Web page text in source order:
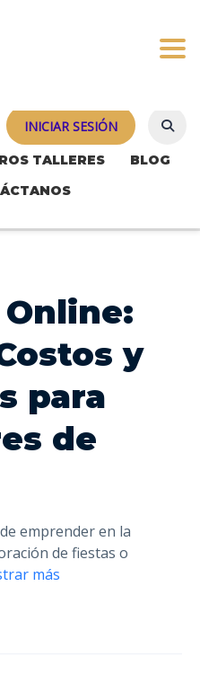
INICIAR SESIÓN
TALLERES
BLOG
y
para
de
emprender en la
de fiestas o
más